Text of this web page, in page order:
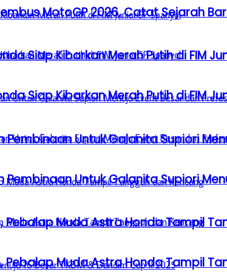
Siap Kibarkan Merah Putih di FIM
Pembinaan Untuk Galanita Supiori
Pebalap Muda Astra Honda Tampil
MotoGP 2026, Catat Sejarah
Siap Kibarkan Merah Putih di FIM
Pembinaan Untuk Galanita Supiori
Pebalap Muda Astra Honda Tampil